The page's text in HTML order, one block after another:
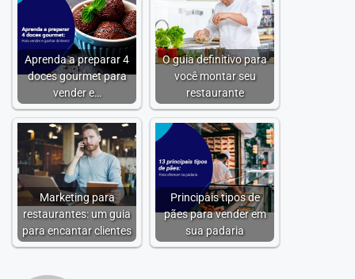
Aprenda a preparar 4
doces gourmet para
vender e…
O guia definitivo para
você montar seu
restaurante
Marketing para
restaurantes: um guia
para encantar clientes
Principais tipos de
pães para vender em
sua padaria